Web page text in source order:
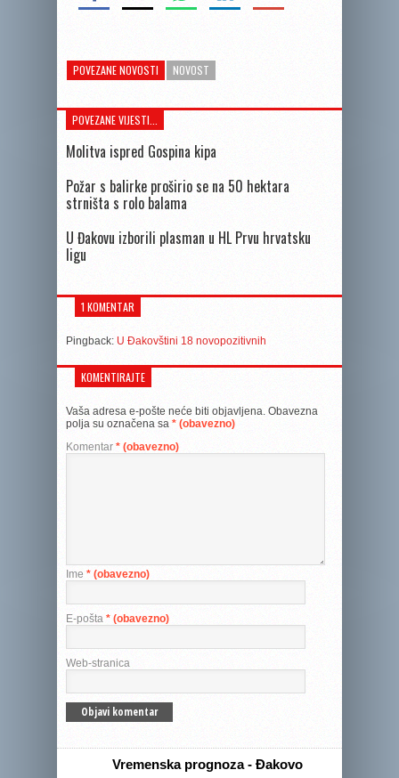
POVEZANE NOVOSTI NOVOST
POVEZANE VIJESTI...
Molitva ispred Gospina kipa
Požar s balirke proširio se na 50 hektara
strništa s rolo balama
U Đakovu izborili plasman u HL Prvu hrvatsku
ligu
1 KOMENTAR
Pingback: U Đakovštini 18 novopozitivnih
KOMENTIRAJTE
Vaša adresa e-pošte neće biti objavljena. Obavezna
polja su označena sa * (obavezno)
Komentar * (obavezno)
Ime * (obavezno)
E-pošta * (obavezno)
Web-stranica
Vremenska prognoza - Đakovo